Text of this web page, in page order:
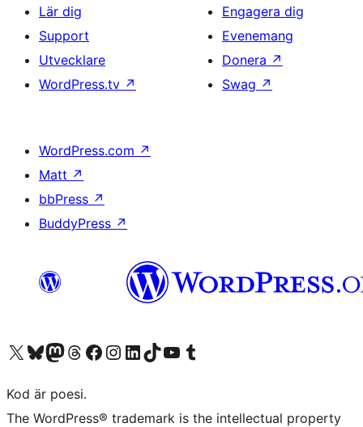
Lär dig
Support
Utvecklare
WordPress.tv ↗
Engagera dig
Evenemang
Donera ↗
Swag ↗
WordPress.com ↗
Matt ↗
bbPress ↗
BuddyPress ↗
Besök vår X-konto (f.d. Twitter)
Besök vårt Bluesky-konto
Besök vårt Mastodon-konto
Besök vårt Thread-konto
Besök vår Facebook-sidaBesök vårt Instagram-konto
Besök vårt LinkedIn-konto
Besök vårt TikTok-konto
Besök vår YouTube-kanalBesök vårt Tumblr-konto
Kod är poesi.
The WordPress® trademark is the intellectual property